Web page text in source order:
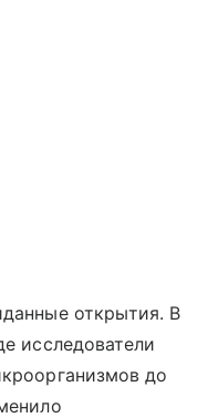
открытия. В
исследователи
до